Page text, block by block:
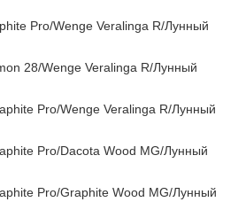
Pro/Wenge Veralinga R/Лунный
28/Wenge Veralinga R/Лунный
Pro/Wenge Veralinga R/Лунный
Pro/Dacota Wood MG/Лунный
Pro/Graphite Wood MG/Лунный